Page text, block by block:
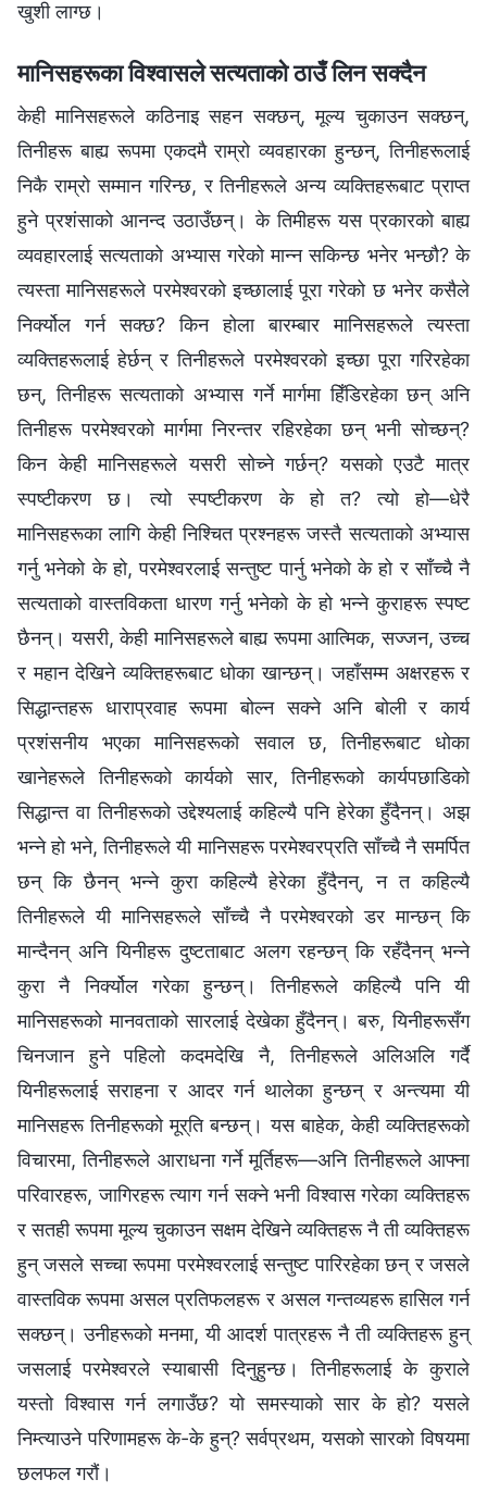
खुशी लाग्छ।
मानिसहरूका विश्‍वासले सत्यताको ठाउँ लिन सक्दैन
केही मानिसहरूले कठिनाइ सहन सक्छन्, मूल्य चुकाउन सक्छन्,
तिनीहरू बाह्य रूपमा एकदमै राम्रो व्यवहारका हुन्छन्, तिनीहरूलाई
निकै राम्रो सम्मान गरिन्छ, र तिनीहरूले अन्य व्यक्तिहरूबाट प्राप्त
हुने प्रशंसाको आनन्द उठाउँछन्। के तिमीहरू यस प्रकारको बाह्य
व्यवहारलाई सत्यताको अभ्यास गरेको मान्न सकिन्छ भनेर भन्छौ? के
त्यस्ता मानिसहरूले परमेश्‍वरको इच्छालाई पूरा गरेको छ भनेर कसैले
निर्क्योल गर्न सक्छ? किन होला बारम्बार मानिसहरूले त्यस्ता
व्यक्तिहरूलाई हेर्छन् र तिनीहरूले परमेश्‍वरको इच्छा पूरा गरिरहेका
छन्, तिनीहरू सत्यताको अभ्यास गर्ने मार्गमा हिँडिरहेका छन् अनि
तिनीहरू परमेश्‍वरको मार्गमा निरन्तर रहिरहेका छन् भनी सोच्छन्?
किन केही मानिसहरूले यसरी सोच्ने गर्छन्? यसको एउटै मात्र
स्पष्टीकरण छ। त्यो स्पष्टीकरण के हो त? त्यो हो—धेरै
मानिसहरूका लागि केही निश्चित प्रश्नहरू जस्तै सत्यताको अभ्यास
गर्नु भनेको के हो, परमेश्‍वरलाई सन्तुष्ट पार्नु भनेको के हो र साँच्चै नै
सत्यताको वास्तविकता धारण गर्नु भनेको के हो भन्ने कुराहरू स्पष्ट
छैनन्। यसरी, केही मानिसहरूले बाह्य रूपमा आत्मिक, सज्जन, उच्च
र महान देखिने व्यक्तिहरूबाट धोका खान्छन्। जहाँसम्म अक्षरहरू र
सिद्धान्तहरू धाराप्रवाह रूपमा बोल्न सक्ने अनि बोली र कार्य
प्रशंसनीय भएका मानिसहरूको सवाल छ, तिनीहरूबाट धोका
खानेहरूले तिनीहरूको कार्यको सार, तिनीहरूको कार्यपछाडिको
सिद्धान्त वा तिनीहरूको उद्देश्यलाई कहिल्यै पनि हेरेका हुँदैनन्। अझ
भन्ने हो भने, तिनीहरूले यी मानिसहरू परमेश्‍वरप्रति साँच्चै नै समर्पित
छन् कि छैनन् भन्ने कुरा कहिल्यै हेरेका हुँदैनन्, न त कहिल्यै
तिनीहरूले यी मानिसहरूले साँच्चै नै परमेश्‍वरको डर मान्छन् कि
मान्दैनन् अनि यिनीहरू दुष्टताबाट अलग रहन्छन् कि रहँदैनन् भन्ने
कुरा नै निर्क्योल गरेका हुन्छन्। तिनीहरूले कहिल्यै पनि यी
मानिसहरूको मानवताको सारलाई देखेका हुँदैनन्। बरु, यिनीहरूसँग
चिनजान हुने पहिलो कदमदेखि नै, तिनीहरूले अलिअलि गर्दै
यिनीहरूलाई सराहना र आदर गर्न थालेका हुन्छन् र अन्त्यमा यी
मानिसहरू तिनीहरूको मूर्ति बन्छन्। यस बाहेक, केही व्यक्तिहरूको
विचारमा, तिनीहरूले आराधना गर्ने मूर्तिहरू—अनि तिनीहरूले आफ्ना
परिवारहरू, जागिरहरू त्याग गर्न सक्ने भनी विश्‍वास गरेका व्यक्तिहरू
र सतही रूपमा मूल्य चुकाउन सक्षम देखिने व्यक्तिहरू नै ती व्यक्तिहरू
हुन् जसले सच्चा रूपमा परमेश्‍वरलाई सन्तुष्ट पारिरहेका छन् र जसले
वास्तविक रूपमा असल प्रतिफलहरू र असल गन्तव्यहरू हासिल गर्न
सक्छन्। उनीहरूको मनमा, यी आदर्श पात्रहरू नै ती व्यक्तिहरू हुन्
जसलाई परमेश्‍वरले स्याबासी दिनुहुन्छ। तिनीहरूलाई के कुराले
यस्तो विश्‍वास गर्न लगाउँछ? यो समस्याको सार के हो? यसले
निम्त्याउने परिणामहरू के-के हुन्? सर्वप्रथम, यसको सारको विषयमा
छलफल गरौं।